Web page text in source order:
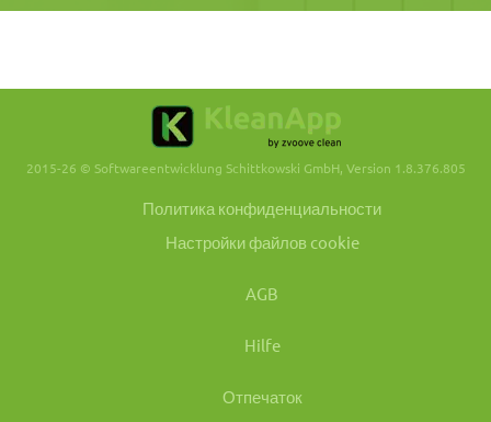
2015-26 © Softwareentwicklung Schittkowski GmbH, Version 1.8.376.805
Политика конфиденциальности
Настройки файлов cookie
AGB
Hilfe
Отпечаток